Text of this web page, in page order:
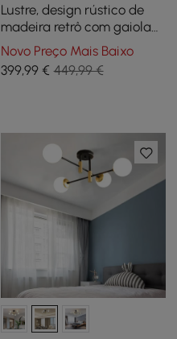
Lustre, design rústico de
madeira retrô com gaiola
de metal envelhecida
Novo Preço Mais Baixo
399,99€ 449,99 €